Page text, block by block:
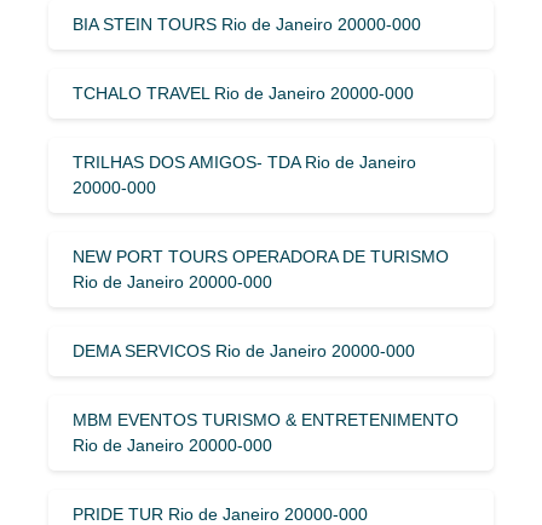
BIA STEIN TOURS Rio de Janeiro 20000-000
TCHALO TRAVEL Rio de Janeiro 20000-000
TRILHAS DOS AMIGOS- TDA Rio de Janeiro
20000-000
NEW PORT TOURS OPERADORA DE TURISMO
Rio de Janeiro 20000-000
DEMA SERVICOS Rio de Janeiro 20000-000
MBM EVENTOS TURISMO & ENTRETENIMENTO
Rio de Janeiro 20000-000
PRIDE TUR Rio de Janeiro 20000-000